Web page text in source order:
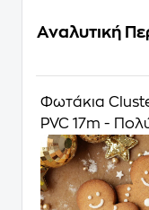
Αναλυτική
Φωτάκια
PVC 17m -